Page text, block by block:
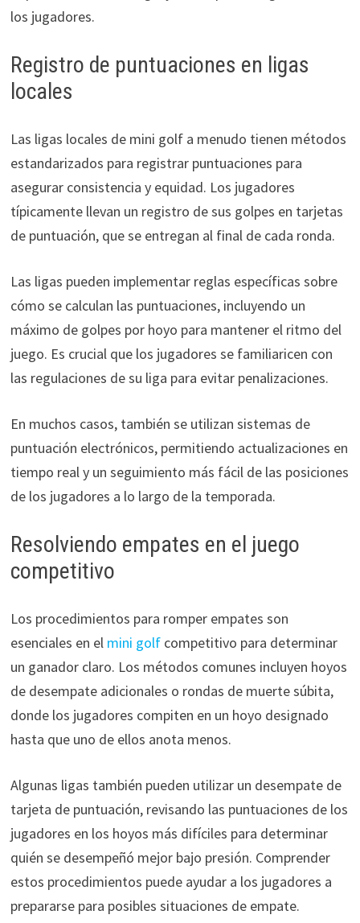
los jugadores.
Registro de puntuaciones en ligas
locales
Las ligas locales de mini golf a menudo tienen métodos
estandarizados para registrar puntuaciones para
asegurar consistencia y equidad. Los jugadores
típicamente llevan un registro de sus golpes en tarjetas
de puntuación, que se entregan al final de cada ronda.
Las ligas pueden implementar reglas específicas sobre
cómo se calculan las puntuaciones, incluyendo un
máximo de golpes por hoyo para mantener el ritmo del
juego. Es crucial que los jugadores se familiaricen con
las regulaciones de su liga para evitar penalizaciones.
En muchos casos, también se utilizan sistemas de
puntuación electrónicos, permitiendo actualizaciones en
tiempo real y un seguimiento más fácil de las posiciones
de los jugadores a lo largo de la temporada.
Resolviendo empates en el juego
competitivo
Los procedimientos para romper empates son
esenciales en el mini golfcompetitivo para determinar
un ganador claro. Los métodos comunes incluyen hoyos
de desempate adicionales o rondas de muerte súbita,
donde los jugadores compiten en un hoyo designado
hasta que uno de ellos anota menos.
Algunas ligas también pueden utilizar un desempate de
tarjeta de puntuación, revisando las puntuaciones de los
jugadores en los hoyos más difíciles para determinar
quién se desempeñó mejor bajo presión. Comprender
estos procedimientos puede ayudar a los jugadores a
prepararse para posibles situaciones de empate.